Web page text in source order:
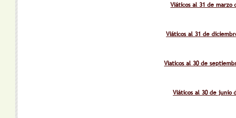
Viáticos al 31 de marzo
Viáticos al 31 de
Vìaticos al 30 de
Viáticos al 30 de junio